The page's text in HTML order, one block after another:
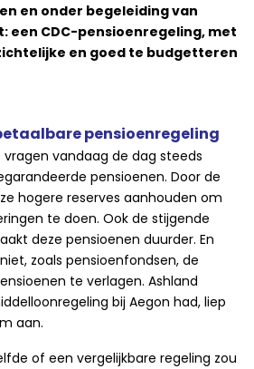
en onder begeleiding van
een CDC-pensioenregeling, met
en goed te budgetteren
pensioenregeling
vragen vandaag de dag steeds
pensioenen. Door de
hogere reserves aanhouden om
te doen. Ook de stijgende
deze pensioenen duurder. En
zoals pensioenfondsen, de
te verlagen. Ashland
bij Aegon had, liep
aan.
of een vergelijkbare regeling zou